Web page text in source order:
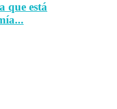
que está